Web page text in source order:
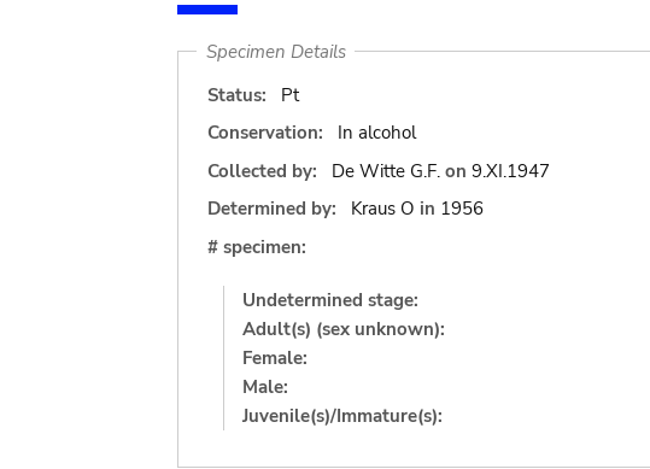
Specimen Details
Status:
Pt
Conservation:
In alcohol
Collected by:
De Witte G.F. on 9.XI.1947
Determined by:
Kraus O in 1956
# specimen:
Undetermined stage:
Adult(s) (sex unknown):
Female:
Male:
Juvenile(s)/Immature(s):